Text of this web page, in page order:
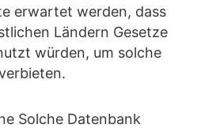
erwartet werden, dass
Ländern Gesetze
würden, um solche
Solche Datenbank